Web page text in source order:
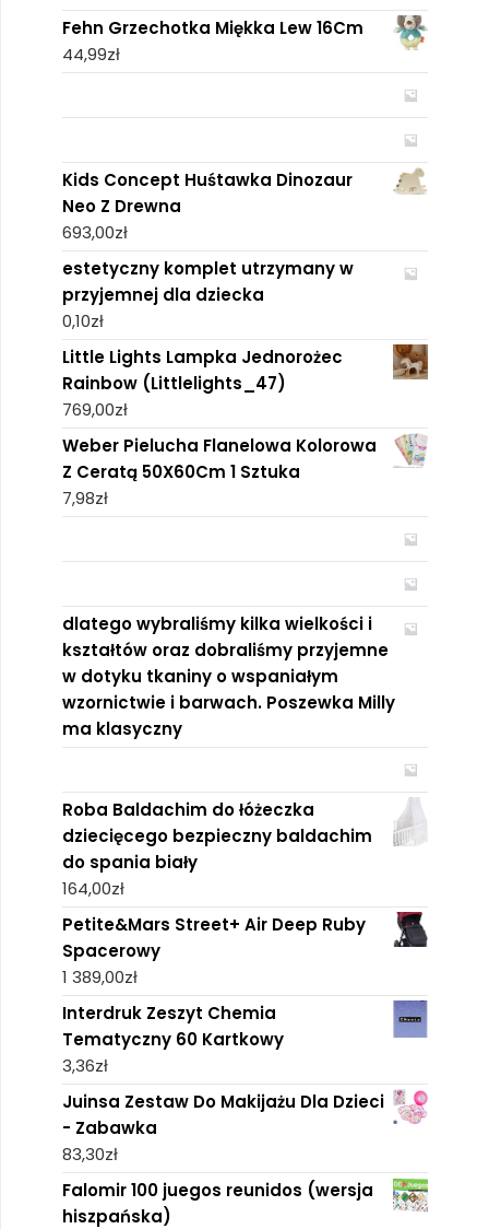
Fehn Grzechotka Miękka Lew 16Cm
44,99zł
Kids Concept Huśtawka Dinozaur
Neo Z Drewna
693,00zł
estetyczny komplet utrzymany w
przyjemnej dla dziecka
0,10zł
Little Lights Lampka Jednorożec
Rainbow (Littlelights_47)
769,00zł
Weber Pielucha Flanelowa Kolorowa
Z Ceratą 50X60Cm 1 Sztuka
7,98zł
dlatego wybraliśmy kilka wielkości i
kształtów oraz dobraliśmy przyjemne
w dotyku tkaniny o wspaniałym
wzornictwie i barwach. Poszewka Milly
ma klasyczny
Roba Baldachim do łóżeczka
dziecięcego bezpieczny baldachim
do spania biały
164,00zł
Petite&Mars Street+ Air Deep Ruby
Spacerowy
1 389,00zł
Interdruk Zeszyt Chemia
Tematyczny 60 Kartkowy
3,36zł
Juinsa Zestaw Do Makijażu Dla Dzieci
- Zabawka
83,30zł
Falomir 100 juegos reunidos (wersja
hiszpańska)